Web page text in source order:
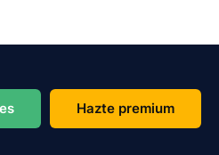
Hazte premium